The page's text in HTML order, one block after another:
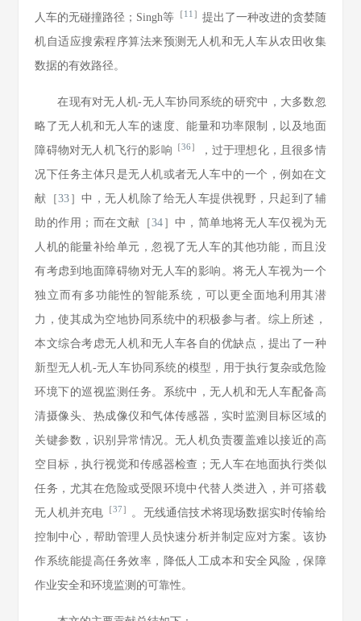
人车的无碰撞路径；Singh等 ［11 ］ 提出了一种改进的贪婪随
机自适应搜索程序算法来预测无人机和无人车从农田收集
数据的有效路径。
在现有对无人机-无人车协同系统的研究中，大多数忽
略了无人机和无人车的速度、能量和功率限制，以及地面
障碍物对无人机飞行的影响 ［36］
，过于理想化，且很多情
况下任务主体只是无人机或者无人车中的一个，例如在文
献［33 ］中，无人机除了给无人车提供视野，只起到了辅
助的作用；而在文献［34 ］中，简单地将无人车仅视为无
人机的能量补给单元，忽视了无人车的其他功能，而且没
有考虑到地面障碍物对无人车的影响。将无人车视为一个
独立而有多功能性的智能系统，可以更全面地利用其潜
力，使其成为空地协同系统中的积极参与者。综上所述，
本文综合考虑无人机和无人车各自的优缺点，提出了一种
新型无人机-无人车协同系统的模型，用于执行复杂或危险
环境下的巡视监测任务。系统中，无人机和无人车配备高
清摄像头、热成像仪和气体传感器，实时监测目标区域的
关键参数，识别异常情况。无人机负责覆盖难以接近的高
空目标，执行视觉和传感器检查；无人车在地面执行类似
任务，尤其在危险或受限环境中代替人类进入，并可搭载
无人机并充电 ［37］ 。无线通信技术将现场数据实时传输给
控制中心，帮助管理人员快速分析并制定应对方案。该协
作系统能提高任务效率，降低人工成本和安全风险，保障
作业安全和环境监测的可靠性。